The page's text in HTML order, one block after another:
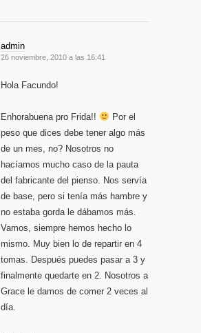
admin
26 noviembre, 2010 a las 16:41
Hola Facundo!
Enhorabuena pro Frida!!
Por el
peso que dices debe tener algo más
de un mes, no? Nosotros no
hacíamos mucho caso de la pauta
del fabricante del pienso. Nos servía
de base, pero si tenía más hambre y
no estaba gorda le dábamos más.
Vamos, siempre hemos hecho lo
mismo. Muy bien lo de repartir en 4
tomas. Después puedes pasar a 3 y
finalmente quedarte en 2. Nosotros a
Grace le damos de comer 2 veces al
día.